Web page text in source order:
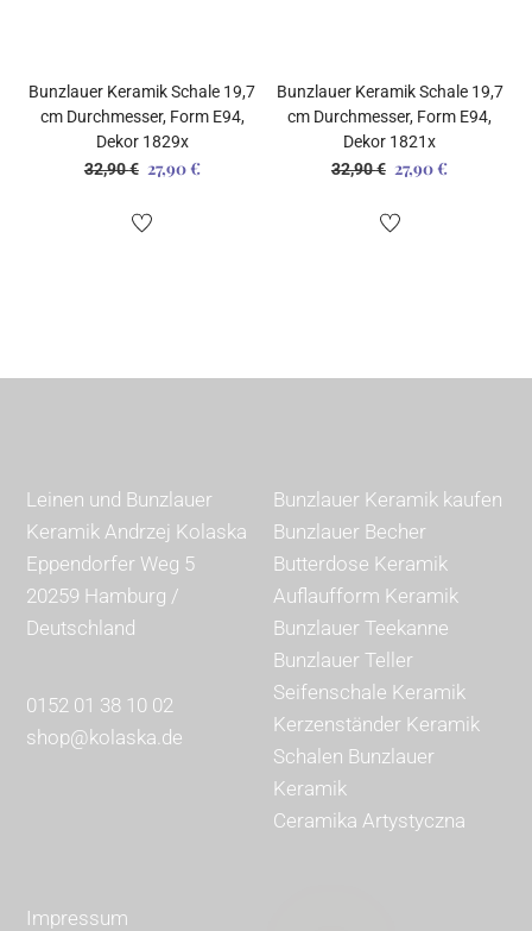
Bunzlauer Keramik Schale 19,7
cm Durchmesser, Form E94,
Dekor 1829x
32,90€ Ursprünglicher
war:
27,90€Aktueller
Bunzlauer Keramik Schale 19,7
cm Durchmesser, Form E94,
Dekor 1821x
32,90€ Ursprünglicher
war:
27,90€Aktueller
Leinen und Bunzlauer
Keramik Andrzej Kolaska
Eppendorfer Weg 5
20259 Hamburg /
Deutschland
0152 01 38 10 02
shop@kolaska.de
Bunzlauer Keramik kaufen
Bunzlauer Becher
Butterdose Keramik
Auflaufform Keramik
Bunzlauer Teekanne
Bunzlauer Teller
Seifenschale Keramik
Kerzenständer Keramik
Schalen Bunzlauer
Keramik
Ceramika Artystyczna
Impressum